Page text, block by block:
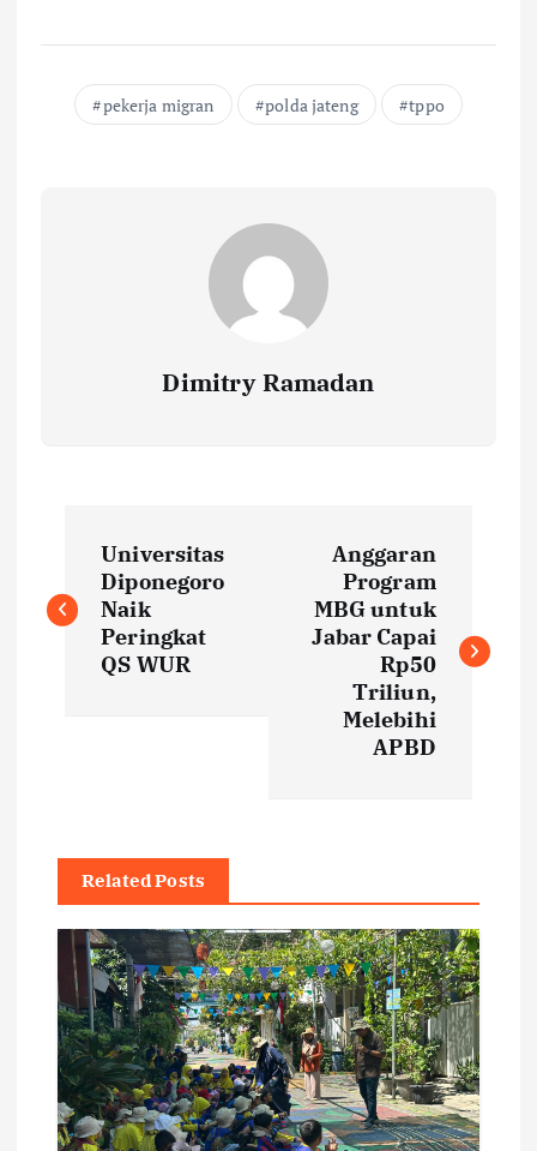
pekerja migran polda jateng tppo
Dimitry Ramadan
o
g
a
t
Universitas
Diponegoro
Naik
Peringkat
QS WUR
Anggaran
Program
MBG untuk
Jabar Capai
Rp50
Triliun,
Melebihi
APBD
Related Posts